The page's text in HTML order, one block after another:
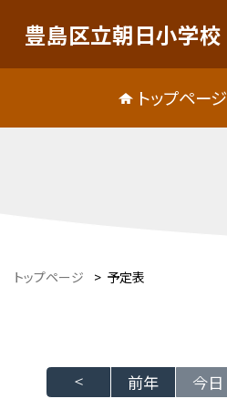
豊島区立朝日小学校
トップページ
トップページ > 予定表
前年 今日